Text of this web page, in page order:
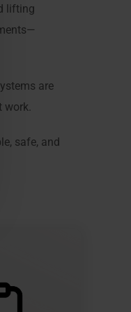
lifting
are
work.
safe, and